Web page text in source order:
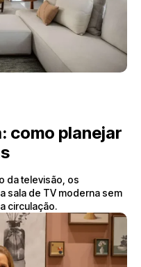
como planejar
da televisão, os
sala de TV moderna sem
circulação.